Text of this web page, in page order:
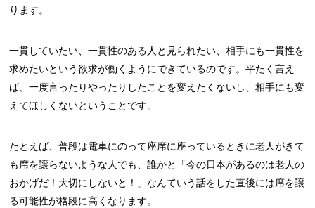
ります。
一貫していたい、一貫性のある人と見られたい、相手にも一貫性を
求めたいという欲求が働くようにできているのです。平たく言え
ば、一度言ったりやったりしたことを変えたくないし、相手にも変
えてほしくないということです。
たとえば、普段は電車にのって座席に座っているときに老人がきて
も席を譲らないような人でも、誰かと「今の日本があるのは老人の
おかげだ！大切にしないと！」なんていう話をした直後には席を譲
る可能性が格段に高くなります。